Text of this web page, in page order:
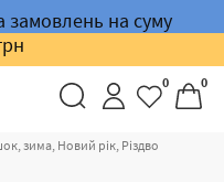
замовлень на суму
0 0
зима, Новий рік, Різдво